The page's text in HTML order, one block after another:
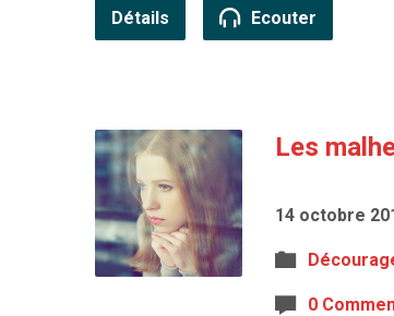
Détails Ecouter
Les
14 octobre
0